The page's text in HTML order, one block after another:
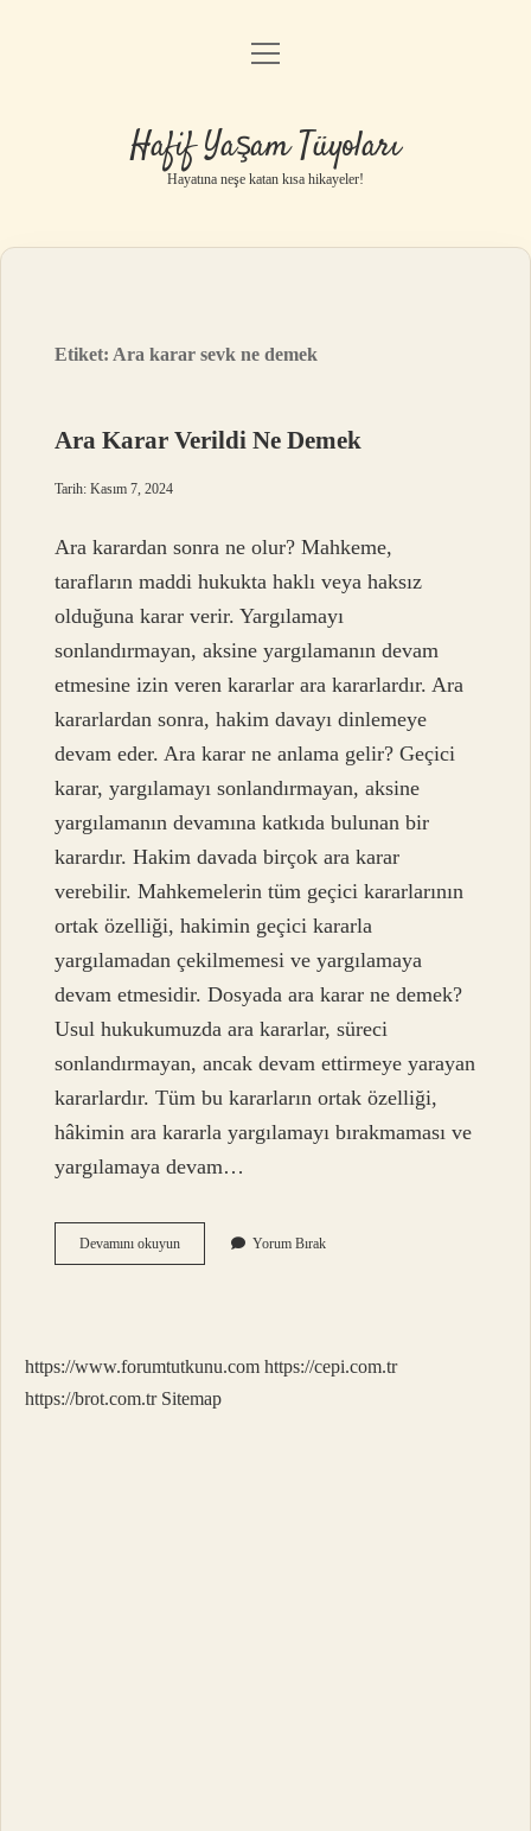
Anasayfa
Yasal Uyarı
menüyü
Hafif Yaşam Tüyoları
Hayatına neşe katan kısa hikayeler!
Etiket: Ara karar sevk ne demek
Ara Karar Verildi Ne Demek
Tarih: Kasım 7, 2024
Ara karardan sonra ne olur? Mahkeme,
tarafların maddi hukukta haklı veya haksız
olduğuna karar verir. Yargılamayı
sonlandırmayan, aksine yargılamanın devam
etmesine izin veren kararlar ara kararlardır. Ara
kararlardan sonra, hakim davayı dinlemeye
devam eder. Ara karar ne anlama gelir? Geçici
karar, yargılamayı sonlandırmayan, aksine
yargılamanın devamına katkıda bulunan bir
karardır. Hakim davada birçok ara karar
verebilir. Mahkemelerin tüm geçici kararlarının
ortak özelliği, hakimin geçici kararla
yargılamadan çekilmemesi ve yargılamaya
devam etmesidir. Dosyada ara karar ne demek?
Usul hukukumuzda ara kararlar, süreci
sonlandırmayan, ancak devam ettirmeye yarayan
kararlardır. Tüm bu kararların ortak özelliği,
hâkimin ara kararla yargılamayı bırakmaması ve
yargılamaya devam…
Devamını okuyunAra
Karar
Yorum Bırak
https://www.forumtutkunu.com https://cepi.com.tr
https://brot.com.tr Sitemap